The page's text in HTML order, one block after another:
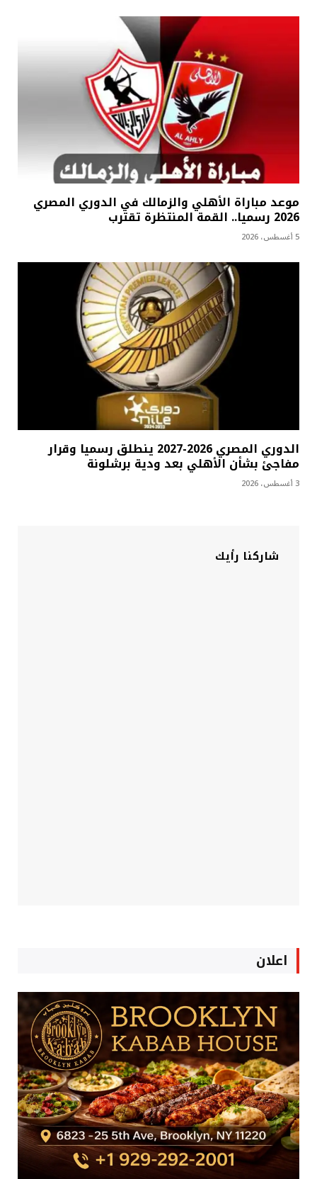
موعد مباراة الأهلي والزمالك في الدوري المصري
2026 رسميا.. القمة المنتظرة تقترب
5 أغسطس، 2026
الدوري المصري 2026-2027 ينطلق رسميا وقرار
مفاجئ بشأن الأهلي بعد ودية برشلونة
3 أغسطس، 2026
شاركنا رأيك
اعلان